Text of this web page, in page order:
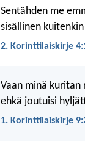
Sentähden me
sisällinen
2. Korinttilaiskirje
Vaan minä kuritan
ehkä joutuisi
1. Korinttilaiskirje